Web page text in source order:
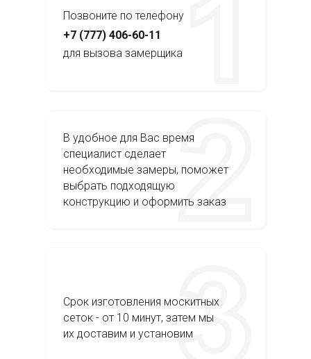
Позвоните по телефону
В удобное для Вас время
специалист сделает
необходимые замеры, поможет
выбрать подходящую
конструкцию и оформить заказ
Срок изготовления москитных
сеток - от 10 минут, затем мы
их доставим и установим
+7 (777) 406-60-11
для вызова замерщика